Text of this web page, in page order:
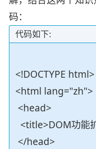
码：
代码如下:
<!DOCTYPE html>
<html lang="zh">
<head>
<title>DOM功能
</head>